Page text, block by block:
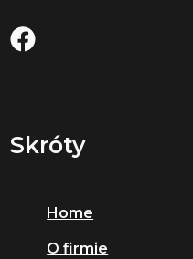
Skróty
Home
O firmie